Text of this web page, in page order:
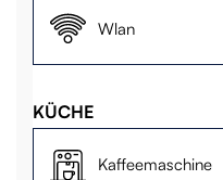
Wlan
KÜCHE
Kaffeemaschine